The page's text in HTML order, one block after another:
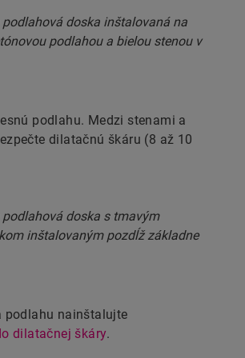
podlahu. Medzi stenami a
dilatačnú škáru (8 až 10
podlahu nainštalujte
dilatačnej škáry.